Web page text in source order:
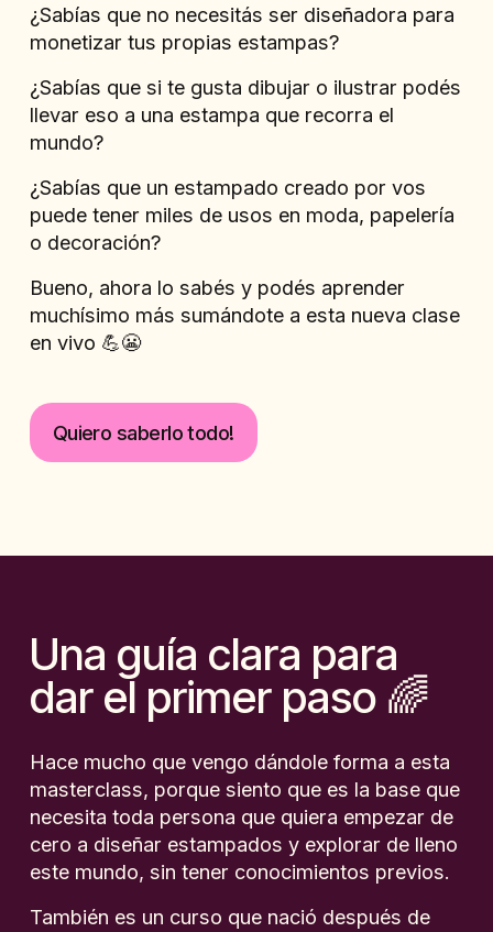
¿Sabías que no necesitás ser diseñadora para
monetizar tus propias estampas?
¿Sabías que si te gusta dibujar o ilustrar podés
llevar eso a una estampa que recorra el
mundo?
¿Sabías que un estampado creado por vos
puede tener miles de usos en moda, papelería
o decoración?
Bueno, ahora lo sabés y podés aprender
muchísimo más sumándote a esta nueva clase
en vivo 💪😬
Quiero saberlo todo!
Una guía clara para
dar el primer paso 🌈
Hace mucho que vengo dándole forma a esta
masterclass, porque siento que es la base que
necesita toda persona que quiera empezar de
cero a diseñar estampados y explorar de lleno
este mundo, sin tener conocimientos previos.
También es un curso que nació después de